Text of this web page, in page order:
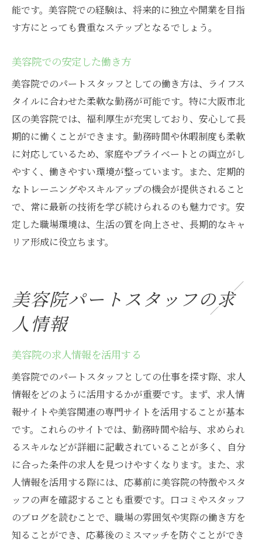
能です。美容院での経験は、将来的に独立や開業を目指
す方にとっても貴重なステップとなるでしょう。
美容院での安定した働き方
美容院でのパートスタッフとしての働き方は、ライフス
タイルに合わせた柔軟な勤務が可能です。特に大阪市北
区の美容院では、福利厚生が充実しており、安心して長
期的に働くことができます。勤務時間や休暇制度も柔軟
に対応しているため、家庭やプライベートとの両立がし
やすく、働きやすい環境が整っています。また、定期的
なトレーニングやスキルアップの機会が提供されること
で、常に最新の技術を学び続けられるのも魅力です。安
定した職場環境は、生活の質を向上させ、長期的なキャ
リア形成に役立ちます。
美容院パートスタッフの求
人情報
美容院の求人情報を活用する
美容院でのパートスタッフとしての仕事を探す際、求人
情報をどのように活用するかが重要です。まず、求人情
報サイトや美容関連の専門サイトを活用することが基本
です。これらのサイトでは、勤務時間や給与、求められ
るスキルなどが詳細に記載されていることが多く、自分
に合った条件の求人を見つけやすくなります。また、求
人情報を活用する際には、応募前に美容院の特徴やスタ
ッフの声を確認することも重要です。口コミやスタッフ
のブログを読むことで、職場の雰囲気や実際の働き方を
知ることができ、応募後のミスマッチを防ぐことができ